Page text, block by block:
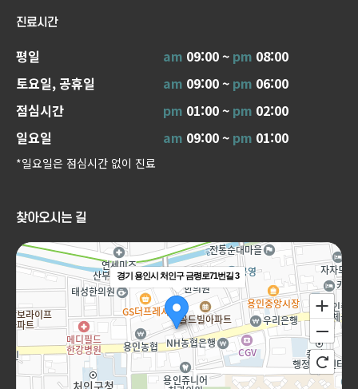
진료시간
평일 am 09:00 ~ pm 08:00
토요일, 공휴일
am 09:00 ~ pm 06:00
점심시간
pm 01:00 ~ pm 02:00
일요일
am 09:00 ~ pm 01:00
*일요일은 점심시간 없이 진료
찾아오시는 길
경기 용인시 처인구 금령로71번길 3